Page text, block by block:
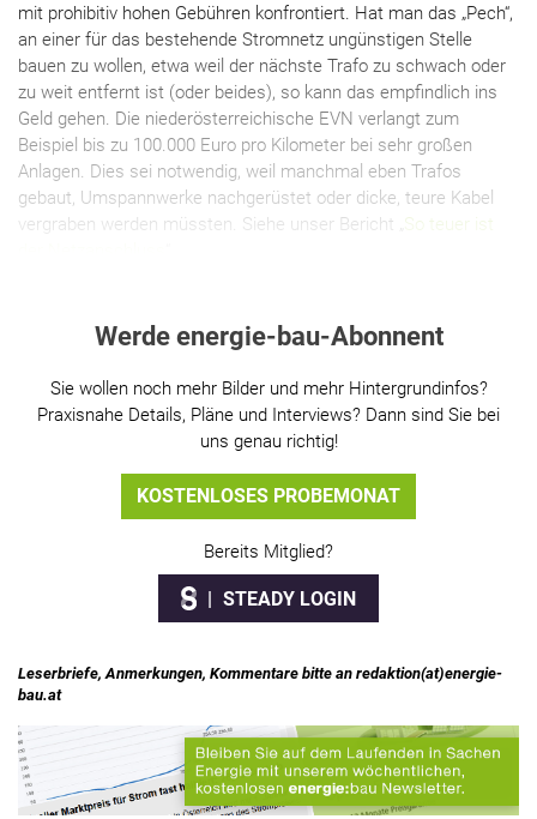
mit prohibitiv hohen Gebühren konfrontiert. Hat man das „Pech“,
an einer für das bestehende Stromnetz ungünstigen Stelle
bauen zu wollen, etwa weil der nächste Trafo zu schwach oder
zu weit entfernt ist (oder beides), so kann das empfindlich ins
Geld gehen. Die niederösterreichische EVN verlangt zum
Beispiel bis zu 100.000 Euro pro Kilometer bei sehr großen
Anlagen. Dies sei notwendig, weil manchmal eben Trafos
gebaut, Umspannwerke nachgerüstet oder dicke, teure Kabel
vergraben werden müssten. Siehe unser Bericht „ So teuer ist
Werde energie-bau-Abonnent
Sie wollen noch mehr Bilder und mehr Hintergrundinfos?
Praxisnahe Details, Pläne und Interviews? Dann sind Sie bei
uns genau richtig!
KOSTENLOSES PROBEMONAT
Bereits Mitglied?
STEADY LOGIN
Leserbriefe, Anmerkungen, Kommentare bitte an redaktion(at)energie-
bau.at